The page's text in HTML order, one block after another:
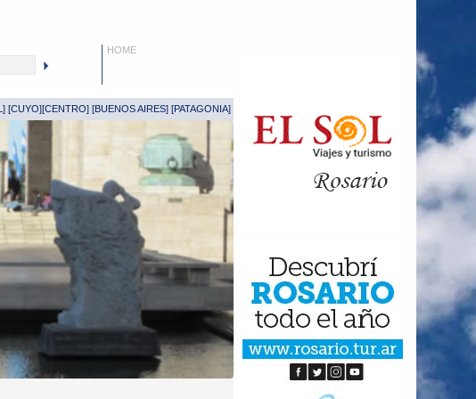
HOME
] [CUYO][CENTRO] [BUENOS AIRES] [PATAGONIA]